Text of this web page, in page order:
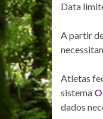
Data
A partir
Atletas
sistema
dados